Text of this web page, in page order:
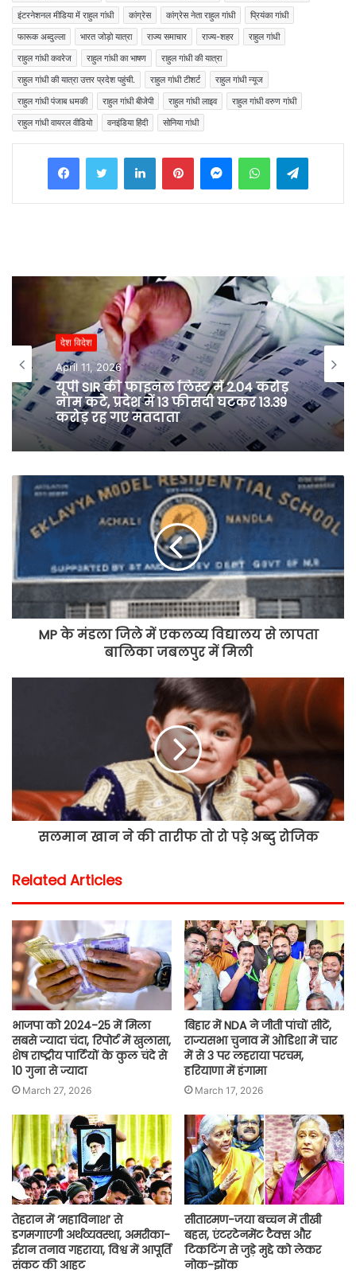
इंटरनेशनल मीडिया में राहुल गांधी
कांग्रेस कांग्रेस नेता राहुल गांधी
प्रियंका गांधी
फारूक अब्दुल्ला
भारत जोड़ो यात्रा राज्य समाचार राज्य-शहर
राहुल गांधी
राहुल गांधी कवरेज
राहुल गांधी का भाषण
राहुल गांधी की यात्रा
राहुल गांधी की यात्रा उत्तर प्रदेश पहुंची.
राहुल गांधी टीशर्ट
राहुल गांधी न्यूज
राहुल गांधी पंजाब धमकी
राहुल गांधी बीजेपी राहुल गांधी लाइव
राहुल गांधी वरुण गांधी
राहुल गांधी वायरल वीडियो
वनइंडिया हिंदी सोनिया गांधी
देश विदेश
April 11, 2026
यूपी SIR की फाइनल लिस्ट में 2.04 करोड़
नाम कटे, प्रदेश में 13 फीसदी घटकर 13.39
करोड़ रह गए मतदाता
MP के मंडला जिले में एकलव्य विद्यालय से लापता
बालिका जबलपुर में मिली
सलमान खान ने की तारीफ तो रो पड़े अब्दु रोजिक
Related Articles
भाजपा को 2024-25 में मिला
सबसे ज्यादा चंदा, रिपोर्ट में खुलासा,
शेष राष्ट्रीय पार्टियों के कुल चंदे से
10 गुना से ज्यादा
March 27, 2026
बिहार में NDA ने जीती पांचों सीटें,
राज्यसभा चुनाव में ओडिशा में चार
में से 3 पर लहराया परचम,
हरियाणा में हंगामा
March 17, 2026
तेहरान में ‘महाविनाश’ से
डगमगाएगी अर्थव्यवस्था, अमरीका-
ईरान तनाव गहराया, विश्व में आपूर्ति
संकट की आहट
सीतारमण-जया बच्चन में तीखी
बहस, एंटरटेनमेंट टैक्स और
टिकटिंग से जुड़े मुद्दे को लेकर
नोक-झोंक